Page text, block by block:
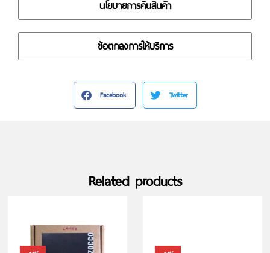
นโยบายการคืนสินค้า
ข้อตกลงการให้บริการ
Facebook Twitter
Related products